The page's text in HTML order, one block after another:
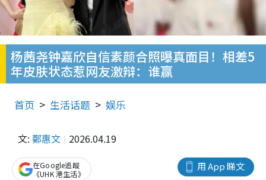
杨茜尧钟嘉欣自信素颜合照曝真面目！相差5
年皮肤状态惹网友激辩：谁赢
首页 生活话题 娱乐
文: 鄭惠文 2026.04.19
用 App 睇文
在Google追蹤
《UHK 港生活》